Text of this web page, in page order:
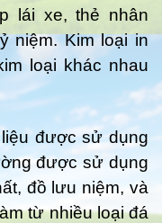
lái xe, thẻ nhân
niệm. Kim loại in
loại khác nhau
được sử dụng
được sử dụng
đồ lưu niệm, và
từ nhiều loại đá